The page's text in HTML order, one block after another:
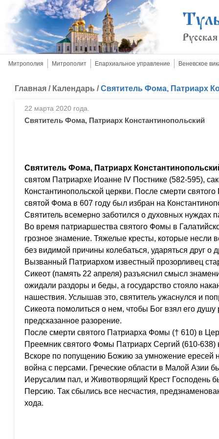
Митрополия Митрополит Епархиальное управление Веневское
Главная / Календарь /Святитель Фома, Патриарх
22 марта 2020 года.
Святитель Фома, Патриарх Константинопольский
Святитель Фома, Патриарх
святом Патриархе Иоанне IV Постнике (582-595),
Константинопольской церкви. После смерти
святой Фома в 607 году был избран на
Святитель всемерно заботился о духовных нуждах
Во время патриаршества святого Фомы в
грозное знамение. Тяжелые кресты, которые несли
без видимой причины колебаться, ударяться друг о
Вызванный Патриархом известный прозорливец
Сикеот (память 22 апреля) разъяснил смысл
ожидали раздоры и беды, а государство стояло
нашествия. Услышав это, святитель ужаснулся и
Сикеота помолиться о нем, чтобы Бог взял его душу
предсказанное разорение.
После смерти святого Патриарха Фомы († 610) в
Преемник святого Фомы Патриарх Сергий (610-638)
Вскоре по попущению Божию за умножение ересей
война с персами. Греческие области в Малой Азии
Иерусалим пал, и Животворящий Крест Господень
Персию. Так сбылись все несчастия,
хода.